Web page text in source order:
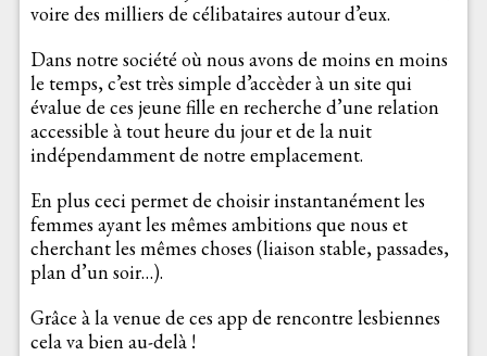
voire des milliers de célibataires autour d’eux.
Dans notre société où nous avons de moins en moins
le temps, c’est très simple d’accèder à un site qui
évalue de ces jeune fille en recherche d’une relation
accessible à tout heure du jour et de la nuit
indépendamment de notre emplacement.
En plus ceci permet de choisir instantanément les
femmes ayant les mêmes ambitions que nous et
cherchant les mêmes choses (liaison stable, passades,
plan d’un soir…).
Grâce à la venue de ces app de rencontre lesbiennes
cela va bien au-delà !